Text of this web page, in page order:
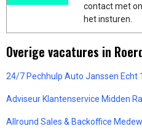
contact met
het insturen.
Overige vacatures in
24/7 Pechhulp Auto Janssen Echt
Adviseur Klantenservice Midden
Allround Sales & Backoffice